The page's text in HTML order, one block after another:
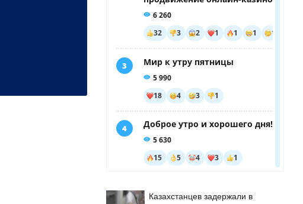
Казахстанцев задержали в